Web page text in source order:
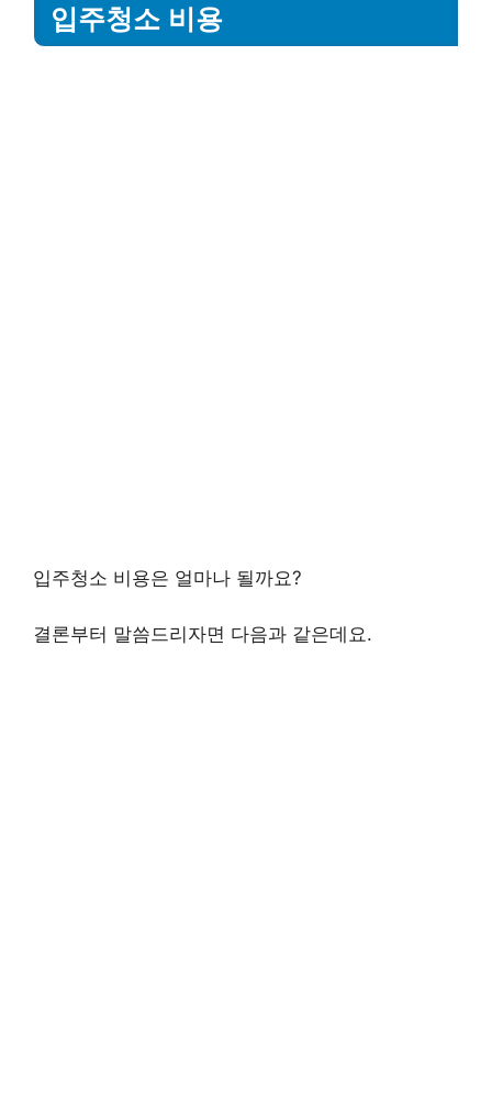
입주청소 비용
입주청소 비용은 얼마나 될까요?
결론부터 말씀드리자면 다음과 같은데요.